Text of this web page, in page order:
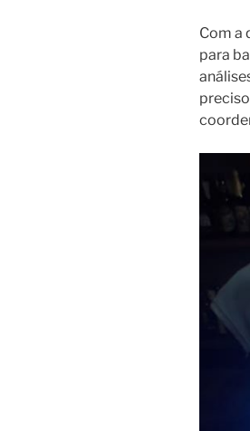
Com a
para